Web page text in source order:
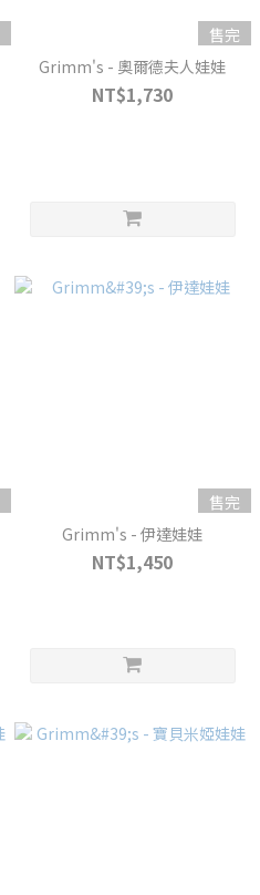
售完
Grimm's - 奧爾德夫人娃娃
NT$1,730
售完
Grimm's - 伊達娃娃
NT$1,450